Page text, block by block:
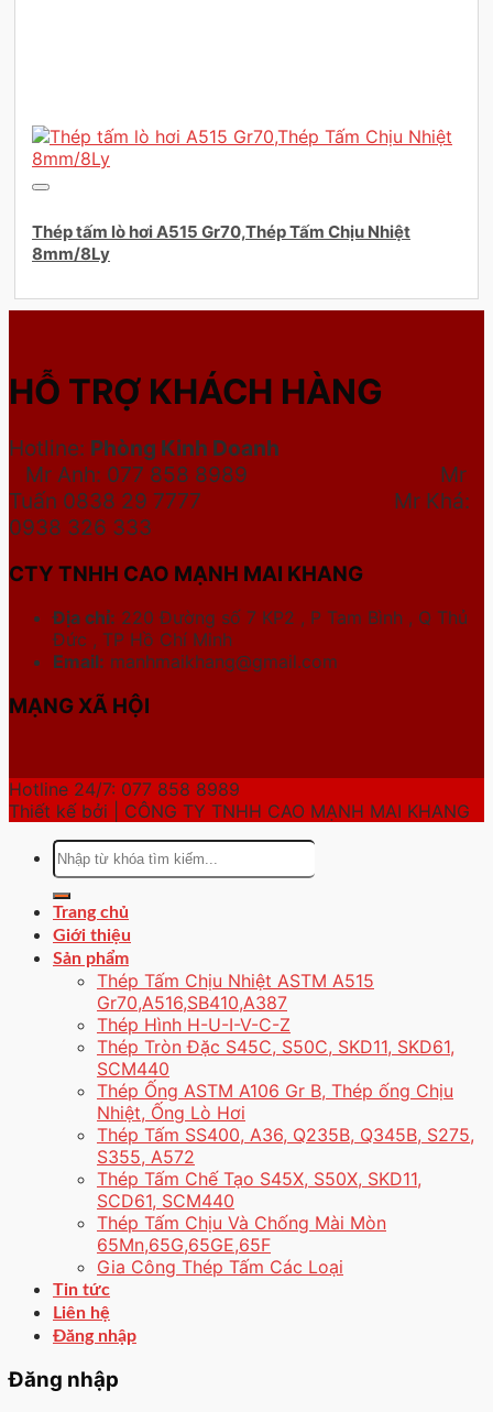
Thép tấm lò hơi A515 Gr70,Thép Tấm Chịu Nhiệt
8mm/8Ly
HỖ TRỢ KHÁCH HÀNG
Hotline: Phòng Kinh Doanh
Mr Anh: 077 858 8989 Mr
Tuấn 0838 29 7777 Mr Khá:
0938 326 333
CTY TNHH CAO MẠNH MAI KHANG
Địa chỉ: 220 Đường số 7 KP2 , P Tam Bình , Q Thủ
Đức , TP Hồ Chí Minh
Email: manhmaikhang@gmail.com
MẠNG XÃ HỘI
Hotline 24/7: 077 858 8989
Thiết kế bởi | CÔNG TY TNHH CAO MẠNH MAI KHANG
Tìm
kiếm:
Trang chủ
Giới thiệu
Sản phẩm
Thép Tấm Chịu Nhiệt ASTM A515
Gr70,A516,SB410,A387
Thép Hình H-U-I-V-C-Z
Thép Tròn Đặc S45C, S50C, SKD11, SKD61,
SCM440
Thép Ống ASTM A106 Gr B, Thép ống Chịu
Nhiệt, Ống Lò Hơi
Thép Tấm SS400, A36, Q235B, Q345B, S275,
S355, A572
Thép Tấm Chế Tạo S45X, S50X, SKD11,
SCD61, SCM440
Thép Tấm Chịu Và Chống Mài Mòn
65Mn,65G,65GE,65F
Gia Công Thép Tấm Các Loại
Tin tức
Liên hệ
Đăng nhập
Đăng nhập